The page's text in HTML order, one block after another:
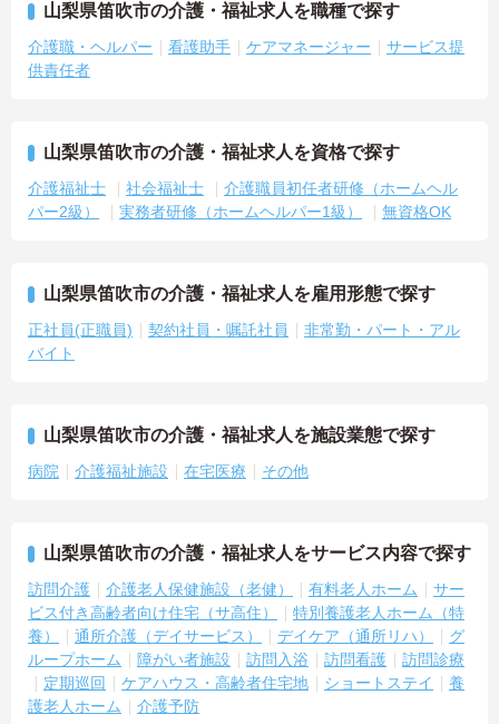
山梨県笛吹市の介護・福祉求人を職種で探す
介護職・ヘルパー 看護助手 ケアマネージャー
サービス提
供責任者
山梨県笛吹市の介護・福祉求人を資格で探す
介護福祉士 社会福祉士
介護職員初任者研修（ホームヘル
パー2級）
実務者研修（ホームヘルパー1級） 無資格OK
山梨県笛吹市の介護・福祉求人を雇用形態で探す
正社員(正職員) 契約社員・嘱託社員
非常勤・パート・アル
バイト
山梨県笛吹市の介護・福祉求人を施設業態で探す
病院 介護福祉施設 在宅医療 その他
山梨県笛吹市の介護・福祉求人をサービス内容で探す
訪問介護 介護老人保健施設（老健） 有料老人ホーム
サー
ビス付き高齢者向け住宅（サ高住）
特別養護老人ホーム（特
養）
通所介護（デイサービス） デイケア（通所リハ）
グ
ループホーム
障がい者施設 訪問入浴 訪問看護
訪問診療
定期巡回
ケアハウス・高齢者住宅地 ショートステイ
養
護老人ホーム
介護予防